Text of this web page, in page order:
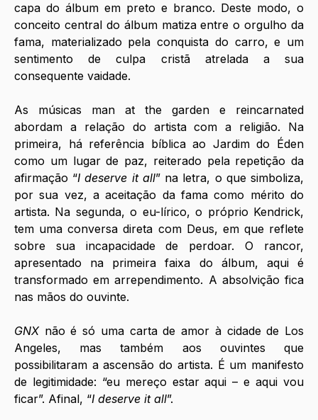
capa do álbum em preto e branco. Deste modo, o
conceito central do álbum matiza entre o orgulho da
fama, materializado pela conquista do carro, e um
sentimento de culpa cristã atrelada a sua
consequente vaidade.
As músicas man at the garden e reincarnated
abordam a relação do artista com a religião. Na
primeira, há referência bíblica ao Jardim do Éden
como um lugar de paz, reiterado pela repetição da
afirmação “I deserve it all” na letra, o que simboliza,
por sua vez, a aceitação da fama como mérito do
artista. Na segunda, o eu-lírico, o próprio Kendrick,
tem uma conversa direta com Deus, em que reflete
sobre sua incapacidade de perdoar. O rancor,
apresentado na primeira faixa do álbum, aqui é
transformado em arrependimento. A absolvição fica
nas mãos do ouvinte.
GNX não é só uma carta de amor à cidade de Los
Angeles, mas também aos ouvintes que
possibilitaram a ascensão do artista. É um manifesto
de legitimidade: “eu mereço estar aqui – e aqui vou
ficar”. Afinal, “I deserve it all”.